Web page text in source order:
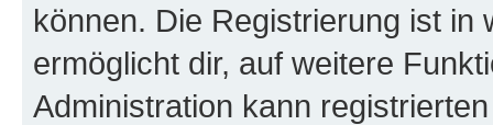
können. Die Registrierung ist in
ermöglicht dir, auf weitere
Administration kann